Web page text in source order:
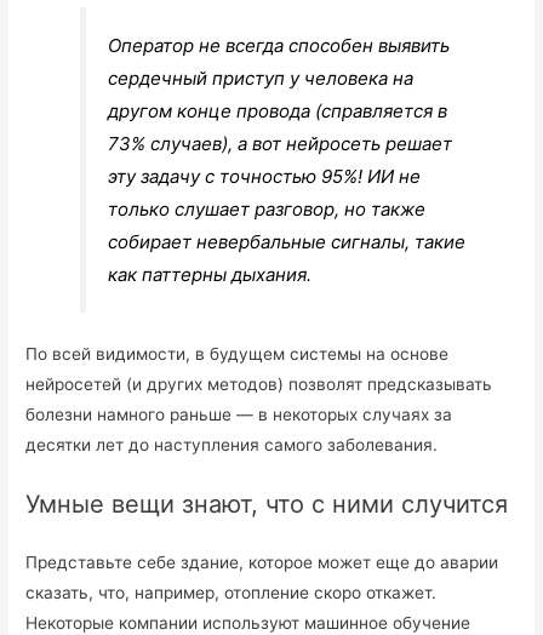
Оператор не всегда способен выявить
сердечный приступ у человека на
другом конце провода (справляется в
73% случаев), а вот нейросеть решает
эту задачу с точностью 95%! ИИ не
только слушает разговор, но также
собирает невербальные сигналы, такие
как паттерны дыхания.
По всей видимости, в будущем системы на основе
нейросетей (и других методов) позволят предсказывать
болезни намного раньше — в некоторых случаях за
десятки лет до наступления самого заболевания.
Умные вещи знают, что с ними случится
Представьте себе здание, которое может еще до аварии
сказать, что, например, отопление скоро откажет.
Некоторые компании используют машинное обучение